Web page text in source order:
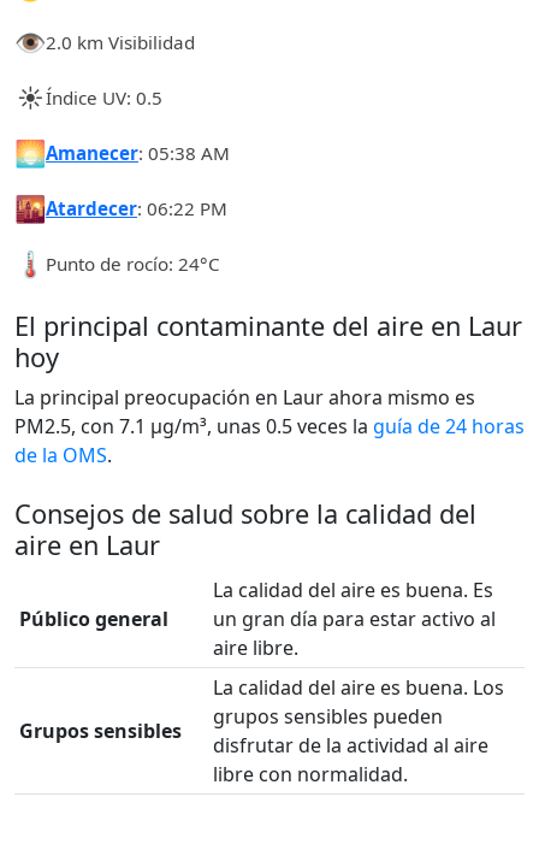
👁️2.0 km Visibilidad
☀️Índice UV: 0.5
🌅Amanecer: 05:38 AM
🌇Atardecer: 06:22 PM
🌡️ Punto de rocío: 24°C
El principal contaminante del aire en Laur
hoy
La principal preocupación en Laur ahora mismo es
PM2.5, con 7.1 µg/m³, unas 0.5 veces la guía de 24 horas
de la OMS.
Consejos de salud sobre la calidad del
aire en Laur
Público general
La calidad del aire es buena. Es
un gran día para estar activo al
aire libre.
Grupos sensibles
La calidad del aire es buena. Los
grupos sensibles pueden
disfrutar de la actividad al aire
libre con normalidad.